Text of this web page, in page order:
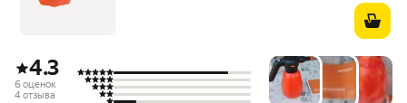
4.3
6 оценок
4 отзыва